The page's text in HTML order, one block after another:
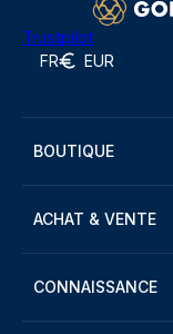
Trustpilot
FR EUR
BOUTIQUE
ACHAT & VENTE
CONNAISSANCE